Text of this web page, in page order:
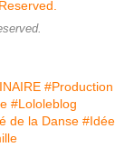
#Production
#Lololeblog
de la Danse #Idée